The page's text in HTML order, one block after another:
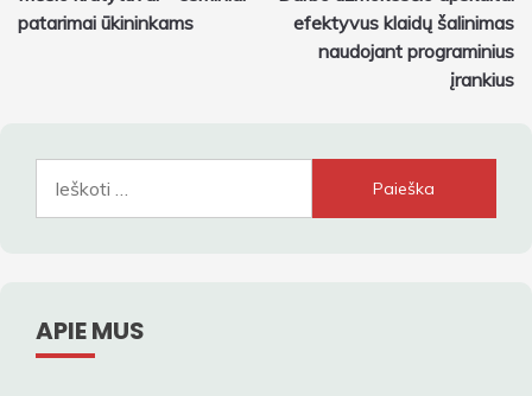
tarp
patarimai ūkininkams
efektyvus klaidų šalinimas
naudojant programinius
įrankius
APIE MUS